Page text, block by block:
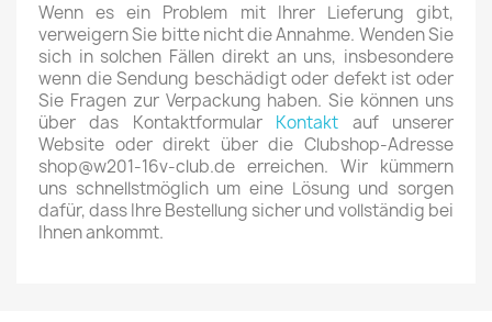
Wenn es ein Problem mit Ihrer Lieferung gibt,
verweigern Sie bitte nicht die Annahme. Wenden Sie
sich in solchen Fällen direkt an uns, insbesondere
wenn die Sendung beschädigt oder defekt ist oder
Sie Fragen zur Verpackung haben. Sie können uns
über das Kontaktformular Kontakt auf unserer
Website oder direkt über die Clubshop-Adresse
shop@w201-16v-club.de erreichen. Wir kümmern
uns schnellstmöglich um eine Lösung und sorgen
dafür, dass Ihre Bestellung sicher und vollständig bei
Ihnen ankommt.